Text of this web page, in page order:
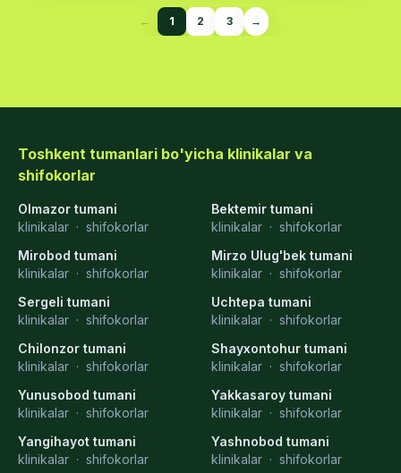
← 1 2 3 →
Toshkent tumanlari bo'yicha klinikalar va
shifokorlar
Olmazor tumani
klinikalar · shifokorlar
Bektemir tumani
klinikalar · shifokorlar
Mirobod tumani
klinikalar · shifokorlar
Mirzo Ulug'bek tumani
klinikalar · shifokorlar
Sergeli tumani
klinikalar · shifokorlar
Uchtepa tumani
klinikalar · shifokorlar
Chilonzor tumani
klinikalar · shifokorlar
Shayxontohur tumani
klinikalar · shifokorlar
Yunusobod tumani
klinikalar · shifokorlar
Yakkasaroy tumani
klinikalar · shifokorlar
Yangihayot tumani
klinikalar · shifokorlar
Yashnobod tumani
klinikalar · shifokorlar